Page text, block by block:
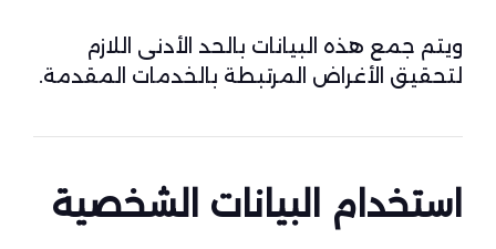
ويتم جمع هذه البيانات بالحد الأدنى اللازم
لتحقيق الأغراض المرتبطة بالخدمات المقدمة.
استخدام البيانات الشخصية